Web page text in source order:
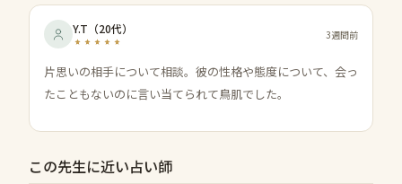
Y.T （20代） 3週間前
片思いの相手について相談。彼の性格や態度について、会っ
たこともないのに言い当てられて鳥肌でした。
この先生に近い占い師